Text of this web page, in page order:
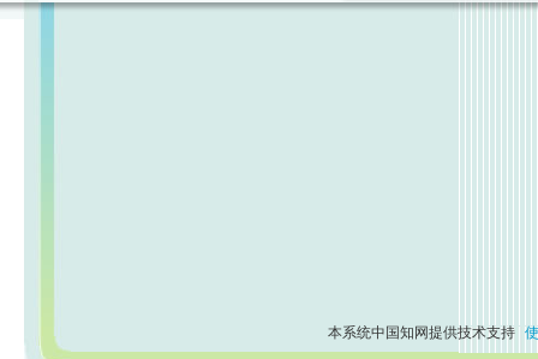
本系统中国知网提供技术支持